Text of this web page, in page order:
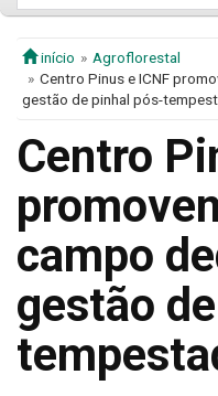
início
Agroflorestal
Centro Pinus e ICNF
gestão de pinhal pós-
Centro
campo
gestão